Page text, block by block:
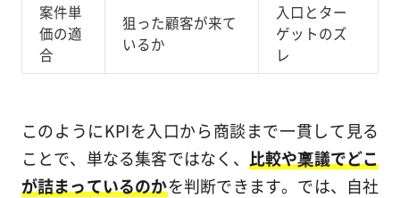
案件単
価の適
合
狙った顧客が来て
いるか
入口とター
ゲットのズ
レ
このようにKPIを入口から商談まで一貫して見る
ことで、単なる集客ではなく、 比較や稟議でどこ
が詰まっているのかを判断できます。では、自社